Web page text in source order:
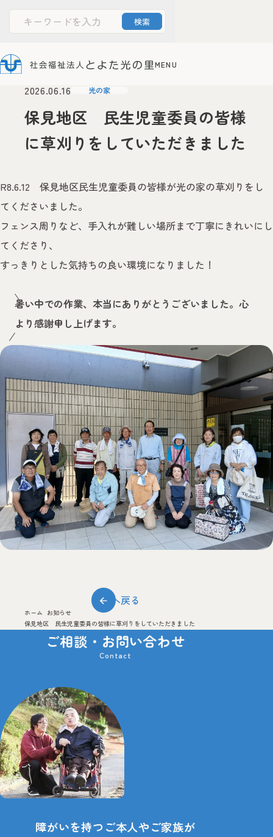
文字サイズ
TEL 0565-46-
0565-46-0160
ホーム
法人案内 情報公開
障害者支援施設
サービス案内 施設のご案内
障害者支援センターひかりの丘
お申込みからご利用までの流れ
採用情報
福利厚生・制度
先輩職員インタビュー 募集要項
お知らせ
情報公開
ご相談・
お問い合わせ
障害者支援施設
光の家
ご利用までの流
障害者支援センター
ひかりの丘
ご利用までの流
れ
障がい者や介護の相談をしたい
お知らせ
2026.06.16 光の家
保見地区 民生児童委員の皆様
に草刈りをしていただきました
R8.6.12 保見地区民生児童委員の皆様が光の家の草刈りをし
てくださいました。
フェンス周りなど、手入れが難しい場所まで丁寧にきれいにし
てくださり、
すっきりとした気持ちの良い環境になりました！
暑い中での作業、本当にありがとうございました。心
より感謝申し上げます。
一覧へ戻る
ホーム お知らせ
保見地区 民生児童委員の皆様に草刈りをしていただきました
ご相談・お問い合わせ
障がいを持つご本人やご家族が